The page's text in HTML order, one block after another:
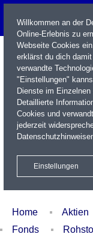
Name / WKN / ISIN /
Xetra Realtime
Home Aktien
Fonds
Willkommen an der
Online-Erlebnis zu
Webseite Cookies
erklärst du dich
verwandte
"Einstellungen"
Dienste im
Detaillierte
Cookies und
jederzeit
Einstellungen